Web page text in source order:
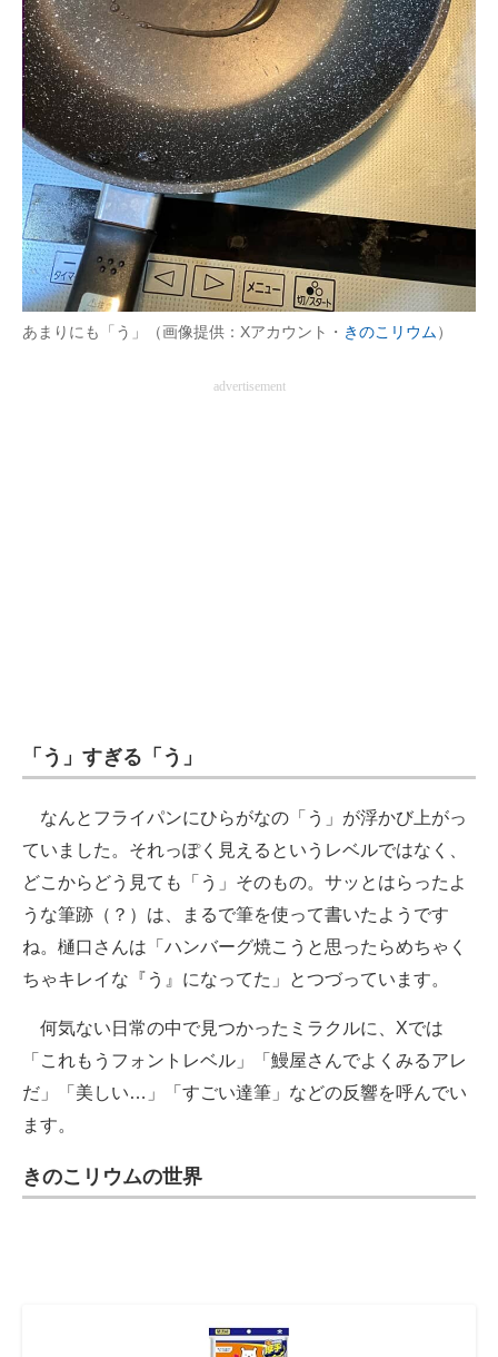
あまりにも「う」（画像提供：Xアカウント・ きのこリウム）
advertisement
「う」すぎる「う」
なんとフライパンにひらがなの「う」が浮かび上がっ
ていました。それっぽく見えるというレベルではなく、
どこからどう見ても「う」そのもの。サッとはらったよ
うな筆跡（？）は、まるで筆を使って書いたようです
ね。樋口さんは「ハンバーグ焼こうと思ったらめちゃく
ちゃキレイな『う』になってた」とつづっています。
何気ない日常の中で見つかったミラクルに、Xでは
「これもうフォントレベル」「鰻屋さんでよくみるアレ
だ」「美しい…」「すごい達筆」などの反響を呼んでい
ます。
きのこリウムの世界